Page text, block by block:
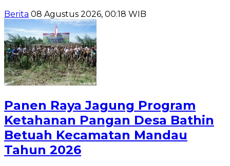
Berita 08 Agustus 2026, 00:18 WIB
Panen Raya Jagung Program
Ketahanan Pangan Desa Bathin
Betuah Kecamatan Mandau
Tahun 2026